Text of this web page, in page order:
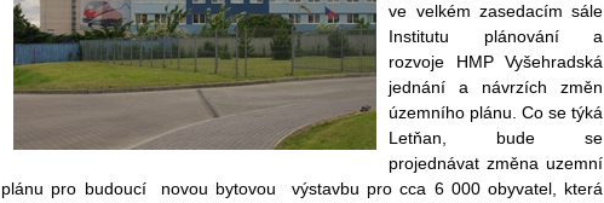
ve velkém zasedacím sále
Institutu plánování a
rozvoje HMP Vyšehradská
jednání a návrzích změn
územního plánu. Co se týká
Letňan, bude se
projednávat změna uzemní
plánu pro budoucí novou bytovou výstavbu pro cca 6 000 obyvatel, která